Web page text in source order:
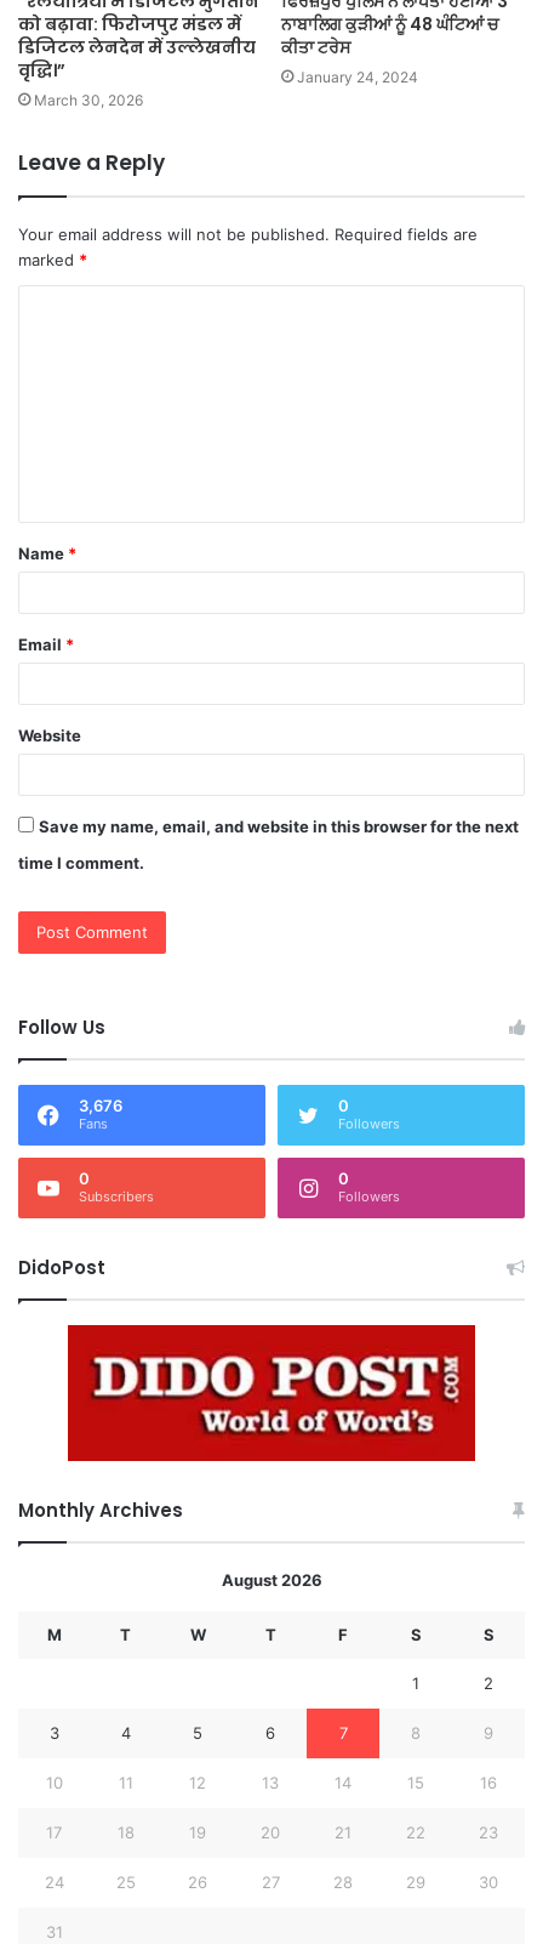
को बढ़ावा: फिरोजपुर मंडल में
डिजिटल लेनदेन में उल्लेखनीय
वृद्धि।”
March 30, 2026
ਨਾਬਾਲਿਗ ਕੁੜੀਆਂ ਨੂੰ 48 ਘੰਟਿਆਂ ਚ
ਕੀਤਾ ਟਰੇਸ
January 24, 2024
Leave a Reply
Your email address will not be published. Required fields are
marked *
t
*
Name *
Email *
Website
Save my name, email, and website in this browser for the next
time I comment.
Follow Us
3,676
Fans
0
Followers
0
Subscribers
0
Followers
DidoPost
Monthly Archives
August 2026
M T W T F S S
1 2
3 4 5 6 7 8 9
10 11 12 13 14 15 16
17 18 19 20 21 22 23
24 25 26 27 28 29 30
31